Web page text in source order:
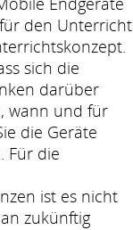
den Unterricht
sich die
darüber
wann und für
die Geräte
Für die
ist es nicht
zukünftig